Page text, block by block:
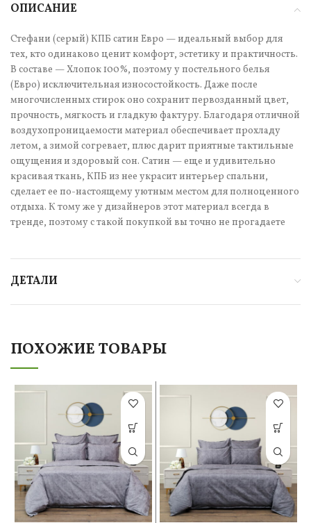
ОПИСАНИЕ
Стефани (серый) КПБ сатин Евро — идеальный выбор для
тех, кто одинаково ценит комфорт, эстетику и практичность.
В составе — Хлопок 100%, поэтому у постельного белья
(Евро) исключительная износостойкость. Даже после
многочисленных стирок оно сохранит первозданный цвет,
прочность, мягкость и гладкую фактуру. Благодаря отличной
воздухопроницаемости материал обеспечивает прохладу
летом, а зимой согревает, плюс дарит приятные тактильные
ощущения и здоровый сон. Сатин — еще и удивительно
красивая ткань, КПБ из нее украсит интерьер спальни,
сделает ее по-настоящему уютным местом для полноценного
отдыха. К тому же у дизайнеров этот материал всегда в
тренде, поэтому с такой покупкой вы точно не прогадаете
ДЕТАЛИ
ПОХОЖИЕ ТОВАРЫ